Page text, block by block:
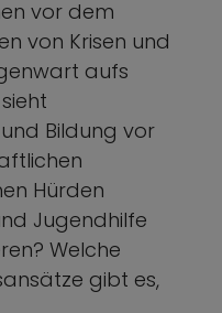
vor dem
von Krisen und
aufs
Bildung vor
Hürden
Jugendhilfe
Welche
gibt es,